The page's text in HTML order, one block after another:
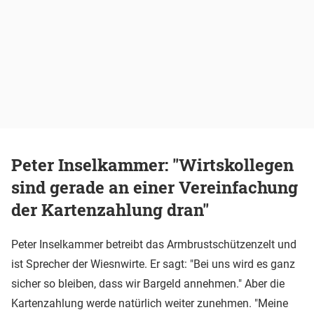
Peter Inselkammer: "Wirtskollegen
sind gerade an einer Vereinfachung
der Kartenzahlung dran"
Peter Inselkammer betreibt das Armbrustschützenzelt und
ist Sprecher der Wiesnwirte. Er sagt: "Bei uns wird es ganz
sicher so bleiben, dass wir Bargeld annehmen." Aber die
Kartenzahlung werde natürlich weiter zunehmen. "Meine